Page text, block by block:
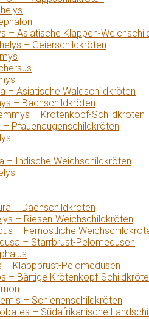
– Asiatische Klappen-
– Geierschildkröten
– Asiatische Waldschildkröten
– Bachschildkröten
– Krötenkopf-Schildkröten
– Pfauenaugenschildkröten
– Indische Weichschildkröten
– Dachschildkröten
– Riesen-Weichschildkröten
– Fernöstliche
– Starrbrust-Pelomedusen
– Klappbrust-Pelomedusen
– Bärtige Krötenkopf-
– Schienenschildkröten
– Südafrikanische